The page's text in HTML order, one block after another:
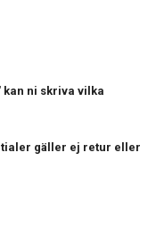
ni skriva vilka
gäller ej retur eller